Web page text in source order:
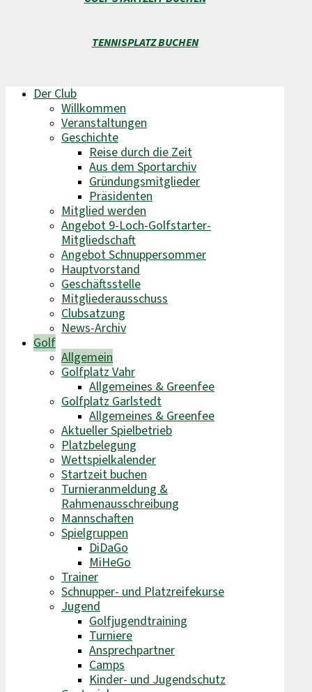
TENNISPLATZ BUCHEN
Der Club
Willkommen
Veranstaltungen
Geschichte
Reise durch die Zeit
Aus dem Sportarchiv
Gründungsmitglieder
Präsidenten
Mitglied werden
Angebot 9-Loch-Golfstarter-
Mitgliedschaft
Angebot Schnuppersommer
Hauptvorstand
Geschäftsstelle
Mitgliederausschuss
Clubsatzung
News-Archiv
Golf
Allgemein
Golfplatz Vahr
Allgemeines & Greenfee
Golfplatz Garlstedt
Allgemeines & Greenfee
Aktueller Spielbetrieb
Platzbelegung
Wettspielkalender
Startzeit buchen
Turnieranmeldung &
Rahmenausschreibung
Mannschaften
Spielgruppen
DiDaGo
MiHeGo
Trainer
Schnupper- und Platzreifekurse
Jugend
Golfjugendtraining
Turniere
Ansprechpartner
Camps
Kinder- und Jugendschutz